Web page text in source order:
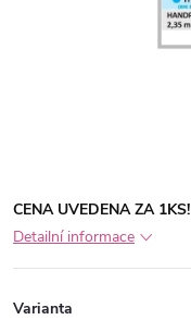
CENA UVEDENA ZA 1KS!
Detailní informace
Varianta